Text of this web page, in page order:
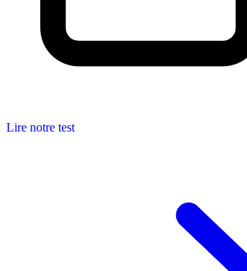
Lire notre test